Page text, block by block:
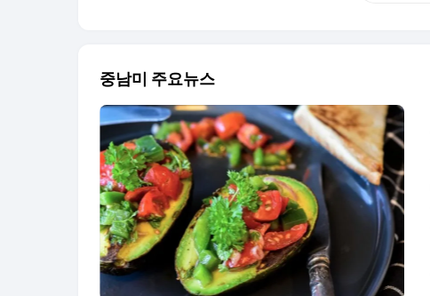
중남미 주요뉴스